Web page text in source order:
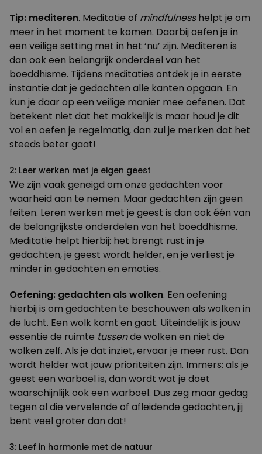
Tip: mediteren. Meditatie of mindfulnesshelpt je om
meer in het moment te komen. Daarbij oefen je in
een veilige setting met in het ‘nu’ zijn. Mediteren is
dan ook een belangrijk onderdeel van het
boeddhisme. Tijdens meditaties ontdek je in eerste
instantie dat je gedachten alle kanten opgaan. En
kun je daar op een veilige manier mee oefenen. Dat
betekent niet dat het makkelijk is maar houd je dit
vol en oefen je regelmatig, dan zul je merken dat het
steeds beter gaat!
2: Leer werken met je eigen geest
We zijn vaak geneigd om onze gedachten voor
waarheid aan te nemen. Maar gedachten zijn geen
feiten. Leren werken met je geest is dan ook één van
de belangrijkste onderdelen van het boeddhisme.
Meditatie helpt hierbij: het brengt rust in je
gedachten, je geest wordt helder, en je verliest je
minder in gedachten en emoties.
Oefening: gedachten als wolken. Een oefening
hierbij is om gedachten te beschouwen als wolken in
de lucht. Een wolk komt en gaat. Uiteindelijk is jouw
essentie de ruimte tussende wolken en niet de
wolken zelf. Als je dat inziet, ervaar je meer rust. Dan
wordt helder wat jouw prioriteiten zijn. Immers: als je
geest een warboel is, dan wordt wat je doet
waarschijnlijk ook een warboel. Dus zeg maar gedag
tegen al die vervelende of afleidende gedachten, jij
bent veel groter dan dat!
3: Leef in harmonie met de natuur